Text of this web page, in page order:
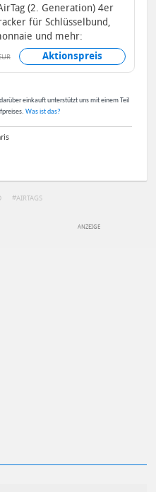
(2. Generation) 4er
für Schlüsselbund,
und mehr:
mit Ton...
Aktionspreis
einkauft unterstützt uns mit einem Teil
Was ist das?
AIRTAGS